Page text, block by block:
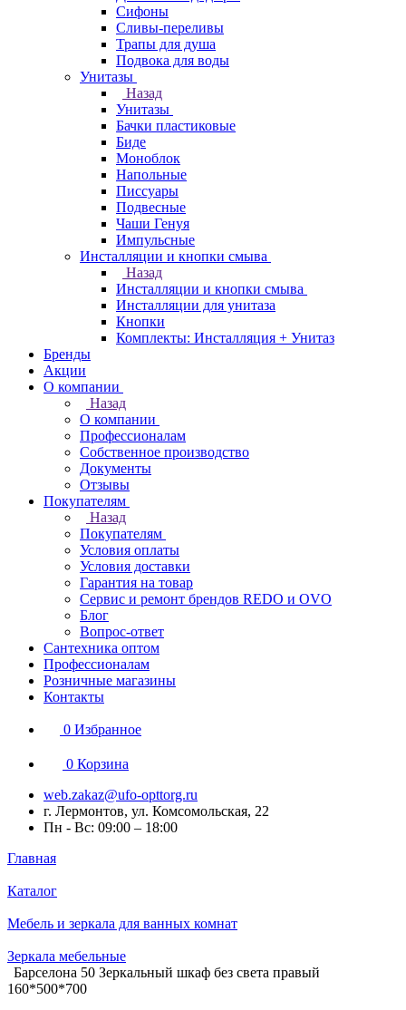
Сифоны
Сливы-переливы
Трапы для душа
Подвока для воды
Унитазы
Назад
Унитазы
Бачки пластиковые
Биде
Моноблок
Напольные
Писсуары
Подвесные
Чаши Генуя
Импульсные
Инсталляции и кнопки смыва
Назад
Инсталляции и кнопки смыва
Инсталляции для унитаза
Кнопки
Комплекты: Инсталляция + Унитаз
Бренды
Акции
О компании
Назад
О компании
Профессионалам
Собственное производство
Документы
Отзывы
Покупателям
Назад
Покупателям
Условия оплаты
Условия доставки
Гарантия на товар
Сервис и ремонт брендов REDO и OVO
Блог
Вопрос-ответ
Сантехника оптом
Профессионалам
Розничные магазины
Контакты
0 Избранное
0 Корзина
web.zakaz@ufo-opttorg.ru
г. Лермонтов, ул. Комсомольская, 22
Пн - Вс: 09:00 – 18:00
Главная
Каталог
Мебель и зеркала для ванных комнат
Зеркала мебельные
Барселона 50 Зеркальный шкаф без света правый
160*500*700